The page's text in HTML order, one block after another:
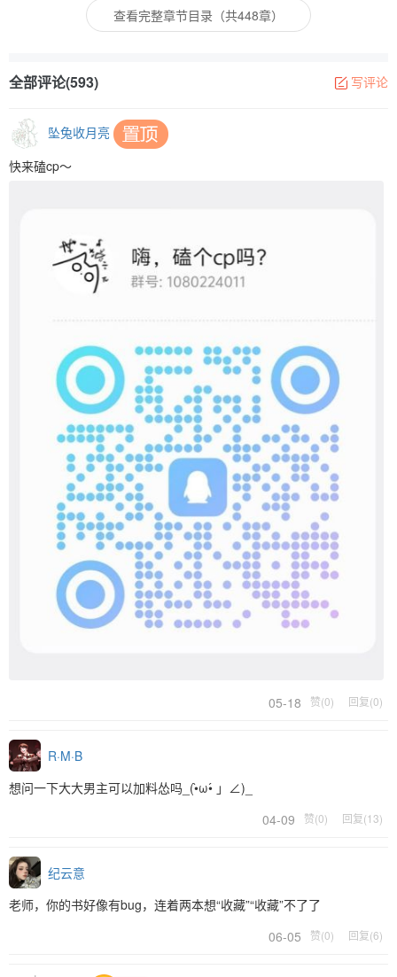
查看完整章节目录（共448章）
全部评论(593) 写评论
坠兔收月亮
快来磕cp～
05-18 赞(0) 回复(0)
R·M·B
想问一下大大男主可以加料怂吗_(•̀ω•́ 」∠)_
04-09
赞(0) 回复(13)
纪云意
老师，你的书好像有bug，连着两本想“收藏”“收藏”不了了
06-05
赞(0) 回复(6)